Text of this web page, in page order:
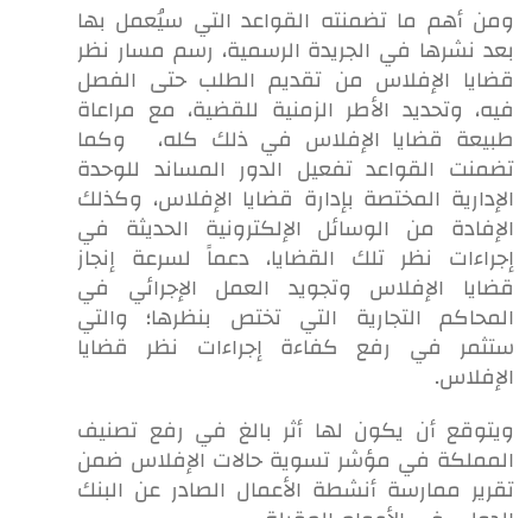
ومن أهم ما تضمنته القواعد التي سيُعمل بها
بعد نشرها في الجريدة الرسمية، رسم مسار نظر
قضايا الإفلاس من تقديم الطلب حتى الفصل
فيه، وتحديد الأطر الزمنية للقضية، مع مراعاة
طبيعة قضايا الإفلاس في ذلك كله، وكما
تضمنت القواعد تفعيل الدور المساند للوحدة
الإدارية المختصة بإدارة قضايا الإفلاس، وكذلك
الإفادة من الوسائل الإلكترونية الحديثة في
إجراءات نظر تلك القضايا، دعماً لسرعة إنجاز
قضايا الإفلاس وتجويد العمل الإجرائي في
المحاكم التجارية التي تختص بنظرها؛ والتي
ستثمر في رفع كفاءة إجراءات نظر قضايا
الإفلاس.
ويتوقع أن يكون لها أثر بالغ في رفع تصنيف
المملكة في مؤشر تسوية حالات الإفلاس ضمن
تقرير ممارسة أنشطة الأعمال الصادر عن البنك